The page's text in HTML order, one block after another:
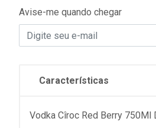
Avise-me quando chegar
Características
Vodka Cîroc Red Berry 750Ml